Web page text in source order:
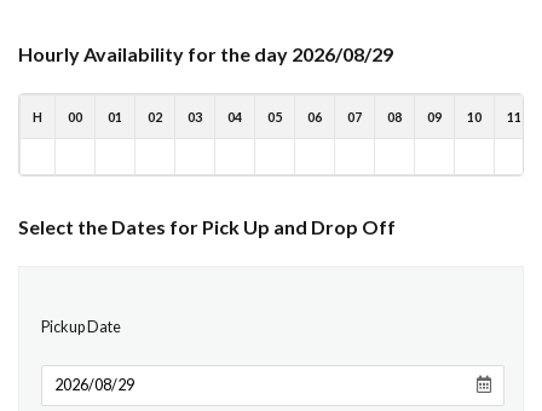
Hourly Availability for the day 2026/08/29
H 00 01 02 03 04 05 06 07 08 09 10 11
Select the Dates for Pick Up and Drop Off
Pickup Date